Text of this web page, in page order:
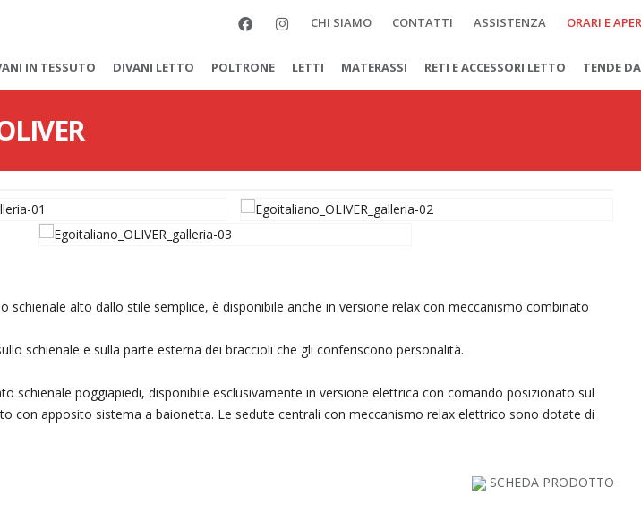
CHI SIAMO CONTATTI ASSISTENZA ORARI E
IN TESSUTO DIVANI LETTO POLTRONE LETTI MATERASSI RETI E ACCESSORI LETTO TENDE
alto dallo stile semplice, è disponibile anche in versione relax con meccanismo combinato
schienale e sulla parte esterna dei braccioli che gli conferiscono personalità.
poggiapiedi, disponibile esclusivamente in versione elettrica con comando posizionato sul
con apposito sistema a baionetta. Le sedute centrali con meccanismo relax elettrico sono dotate di
SCHEDA PRODOTTO